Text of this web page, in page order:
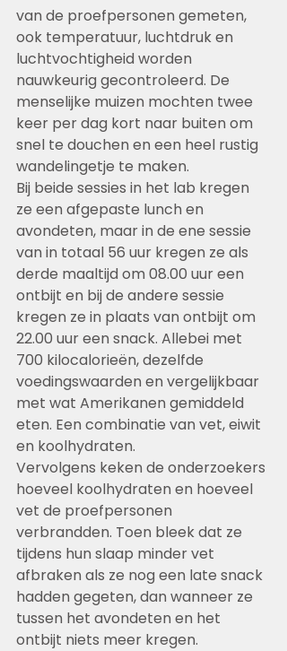
van de proefpersonen gemeten,
ook temperatuur, luchtdruk en
luchtvochtigheid worden
nauwkeurig gecontroleerd. De
menselijke muizen mochten twee
keer per dag kort naar buiten om
snel te douchen en een heel rustig
wandelingetje te maken.
Bij beide sessies in het lab kregen
ze een afgepaste lunch en
avondeten, maar in de ene sessie
van in totaal 56 uur kregen ze als
derde maaltijd om 08.00 uur een
ontbijt en bij de andere sessie
kregen ze in plaats van ontbijt om
22.00 uur een snack. Allebei met
700 kilocalorieën, dezelfde
voedingswaarden en vergelijkbaar
met wat Amerikanen gemiddeld
eten. Een combinatie van vet, eiwit
en koolhydraten.
Vervolgens keken de onderzoekers
hoeveel koolhydraten en hoeveel
vet de proefpersonen
verbrandden. Toen bleek dat ze
tijdens hun slaap minder vet
afbraken als ze nog een late snack
hadden gegeten, dan wanneer ze
tussen het avondeten en het
ontbijt niets meer kregen.